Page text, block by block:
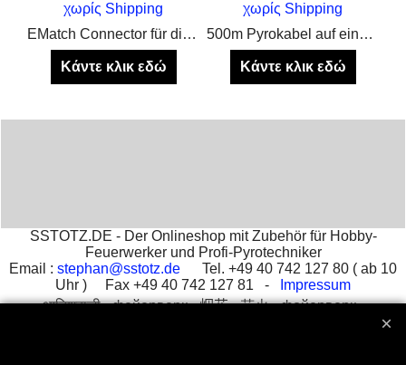
χωρίς Shipping
EMatch Connector für die Schnelle Verbindung von Zünder und Zündschnur auf dem Abbrennplatz
Κάντε κλικ εδώ
χωρίς Shipping
500m Pyrokabel auf einer stabilen Rolle, zum verlängern von Elektrozündern
Κάντε κλικ εδώ
SSTOTZ.DE - Der Onlineshop mit Zubehör für Hobby-
Feuerwerker und Profi-Pyrotechniker
Email : stephan@sstotz.de Tel. +49 40 742 127 80 ( ab 10
Uhr ) Fax +49 40 742 127 81 -
Impressum
आतिशबाजी -фейерверк -烟花 -花火 -фойерверк -
fuegos